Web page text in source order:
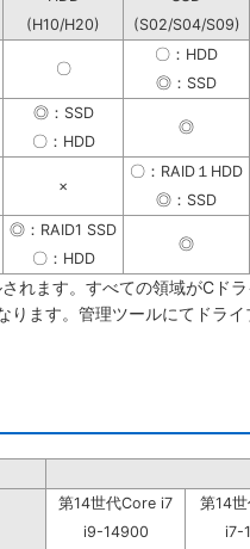
(H10/H20) (S02/S04/S09)
〇
〇：HDD
◎：SSD
◎：SSD
◎
〇：HDD
×
〇：RAID１HDD
◎：SSD
◎：RAID1 SSD
◎
〇：HDD
れます。すべての領域がCド
ります。管理ツールにてドラ
第14世代Core i7
第14
i9-14900
i7-